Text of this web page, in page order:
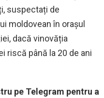
suspectați de
moldovean în orașul
dacă vinovăția
riscă până la 20 de ani
pe Telegram pentru a